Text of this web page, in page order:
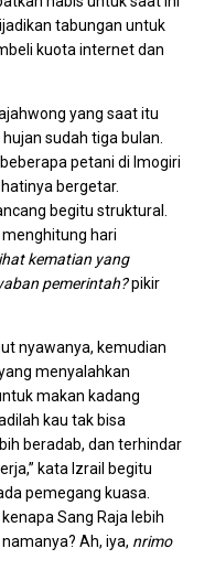
tabungan untuk
kuota internet dan
yang saat itu
sudah tiga bulan.
petani di Imogiri
bergetar.
begitu struktural.
hari
kematian yang
pemerintah?pikir
nyawanya, kemudian
menyalahkan
makan kadang
kau tak bisa
beradab, dan terhindar
kata Izrail begitu
pemegang kuasa.
Sang Raja lebih
Ah, iya, nrimo